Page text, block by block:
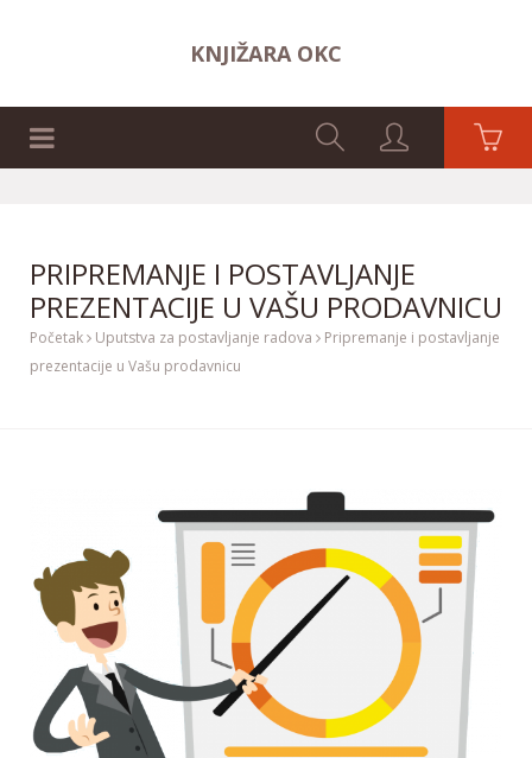
KNJIŽARA OKC
PRIPREMANJE I POSTAVLJANJE
PREZENTACIJE U VAŠU PRODAVNICU
Početak Uputstva za postavljanje radova
Pripremanje i postavljanje
prezentacije u Vašu prodavnicu